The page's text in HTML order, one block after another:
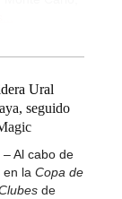
Ural
seguido
Al cabo de
en la Copa de
de